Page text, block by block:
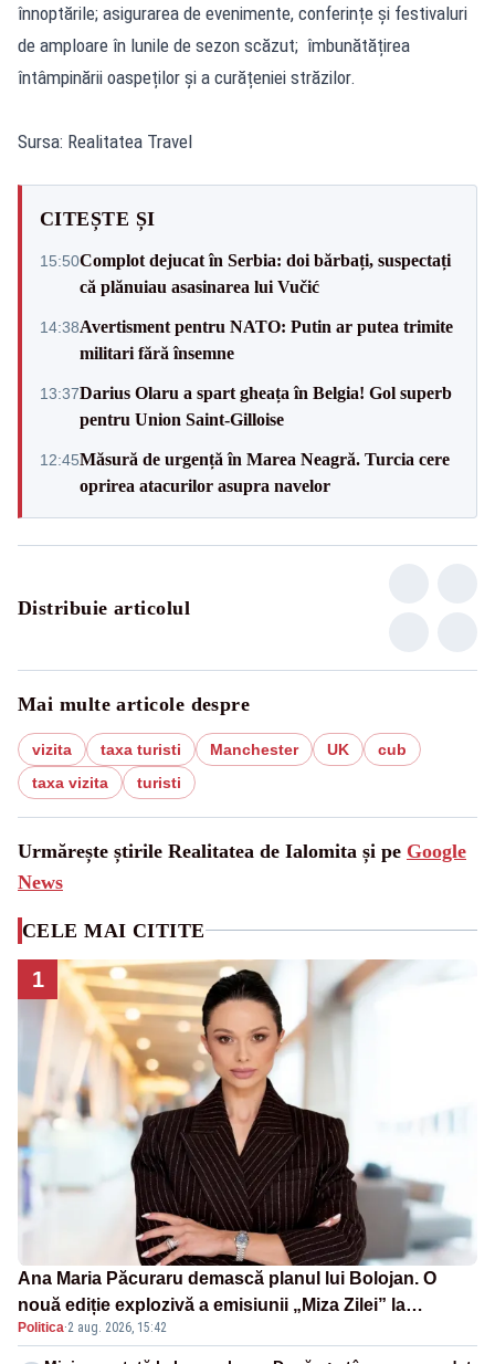
înnoptările; asigurarea de evenimente, conferințe și festivaluri
de amploare în lunile de sezon scăzut; îmbunătățirea
întâmpinării oaspeților și a curățeniei străzilor.
Sursa: Realitatea Travel
CITEȘTE ȘI
15:50Complot dejucat în Serbia: doi bărbați, suspectați
că plănuiau asasinarea lui Vučić
14:38Avertisment pentru NATO: Putin ar putea trimite
militari fără însemne
13:37Darius Olaru a spart gheața în Belgia! Gol superb
pentru Union Saint-Gilloise
12:45Măsură de urgență în Marea Neagră. Turcia cere
oprirea atacurilor asupra navelor
Distribuie articolul
Mai multe articole despre
vizita taxa turisti Manchester UK
cub
taxa vizita
turisti
Urmărește știrile Realitatea de Ialomita și pe Google
News
CELE MAI CITITE
1
Ana Maria Păcuraru demască planul lui Bolojan. O
nouă ediție explozivă a emisiunii „Miza Zilei” la
Realitatea PLUS
Politica·2 aug. 2026, 15:42